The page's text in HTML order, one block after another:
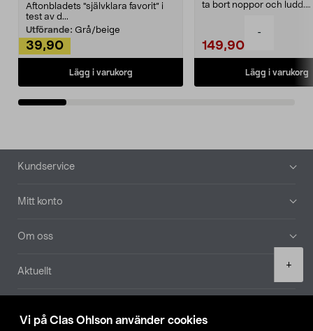
Vi på Clas Ohlson använder cookies
-
+
Aftonbladets "självklara favorit” i
test av d...
Utförande: Grå/beige
39,90
Lägg i varukorg
ta bort noppor och ludd.
149,90
Lägg i varukorg
Sidfot
Kundservice
Mitt konto
Om oss
Aktuellt